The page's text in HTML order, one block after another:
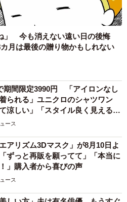
」 今も消えない遠い日の後悔
月は最後の贈り物かもしれない
期間限定3990円 「アイロンなし
られる」ユニクロのシャツワン
涼しい」「スタイル良く見える」
ース
アリズム3Dマスク」が8月10日よ
ずっと再販を願ってて」「本当に
」購入者から喜びの声
ース